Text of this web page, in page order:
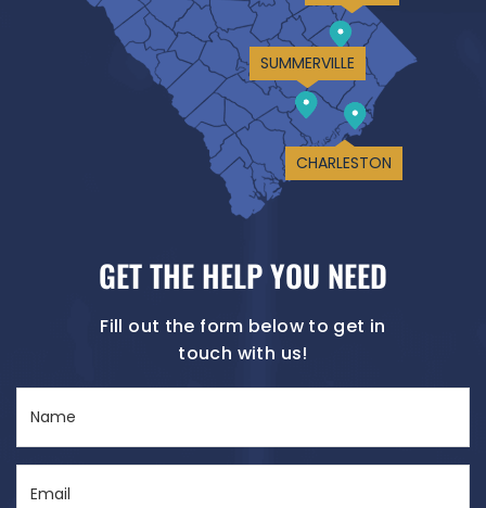
SUMMERVILLE
CHARLESTON
GET THE HELP YOU NEED
Fill out the form below to get in
touch with us!
(Required)